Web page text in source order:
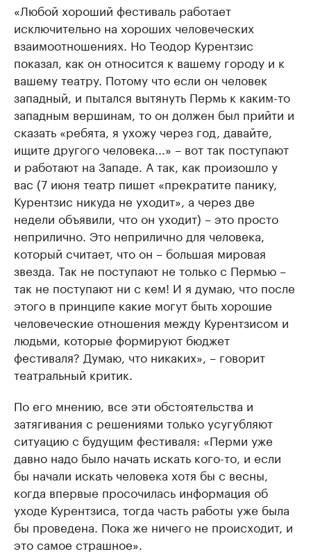
«Любой хороший фестиваль работает
исключительно на хороших человеческих
взаимоотношениях. Но Теодор Курентзис
показал, как он относится к вашему городу и к
вашему театру. Потому что если он человек
западный, и пытался вытянуть Пермь к каким-то
западным вершинам, то он должен был прийти и
сказать «ребята, я ухожу через год, давайте,
ищите другого человека...» – вот так поступают
и работают на Западе. А так, как произошло у
вас (7 июня театр пишет «прекратите панику,
Курентзис никуда не уходит», а через две
недели объявили, что он уходит) – это просто
неприлично. Это неприлично для человека,
который считает, что он – большая мировая
звезда. Так не поступают не только с Пермью –
так не поступают ни с кем! И я думаю, что после
этого в принципе какие могут быть хорошие
человеческие отношения между Курентзисом и
людьми, которые формируют бюджет
фестиваля? Думаю, что никаких», – говорит
театральный критик.
По его мнению, все эти обстоятельства и
затягивания с решениями только усугубляют
ситуацию с будущим фестиваля: «Перми уже
давно надо было начать искать кого-то, и если
бы начали искать человека хотя бы с весны,
когда впервые просочилась информация об
уходе Курентзиса, тогда часть работы уже была
бы проведена. Пока же ничего не происходит, и
это самое страшное».